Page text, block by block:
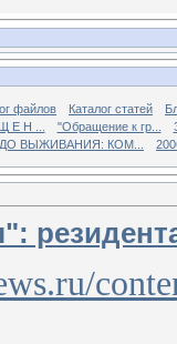
файлов Каталог статей
Е Н ... "Обращение к гр...
ВЫЖИВАНИЯ: КОМ...